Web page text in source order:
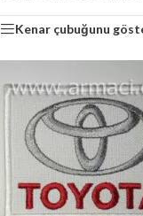
Kenar çubuğunu